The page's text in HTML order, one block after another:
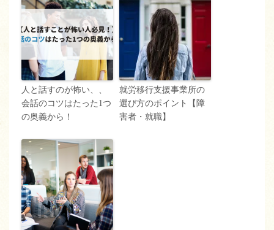
人と話すのが怖い、、
会話のコツはたった1つ
の奥義から！
就労移行支援事業所の
選び方のポイント【障
害者・就職】